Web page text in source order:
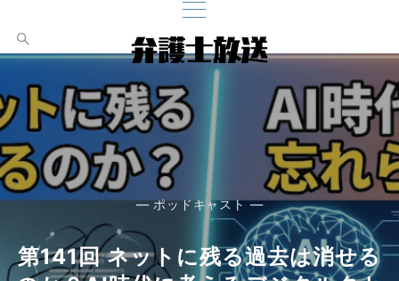
— ポッドキャスト —
第142回 絞首刑は残虐なのか。死刑
— ポッドキャスト —
第141回 ネットに残る過去は消せる
— ポッドキャスト —
第140回 『九条の大罪』実写ドラマ
— ポッドキャスト —
第139回 「キスは不倫じゃない？」
夫の訴えが棄却された判決と、裁判
— ポッドキャスト —
第138回 エプスタイン事件：公開記